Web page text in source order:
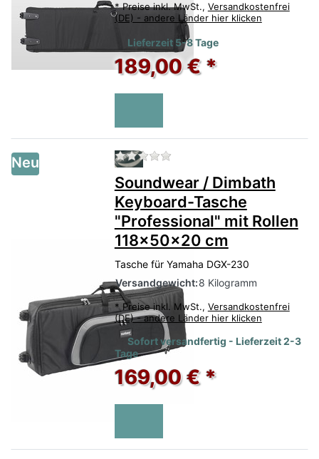
* Preise inkl. MwSt., Versandkostenfrei
(DE) - andere Länder hier klicken
Lieferzeit 5-8 Tage
189,00 € *
Neu Zu diesem Produkt liegen
Soundwear / Dimbath
Keyboard-Tasche
"Professional" mit Rollen
118x50x20 cm
Tasche für Yamaha DGX-230
Versandgewicht:8 Kilogramm
* Preise inkl. MwSt., Versandkostenfrei
(DE) - andere Länder hier klicken
Sofort versandfertig - Lieferzeit 2-3
Tage
169,00 € *